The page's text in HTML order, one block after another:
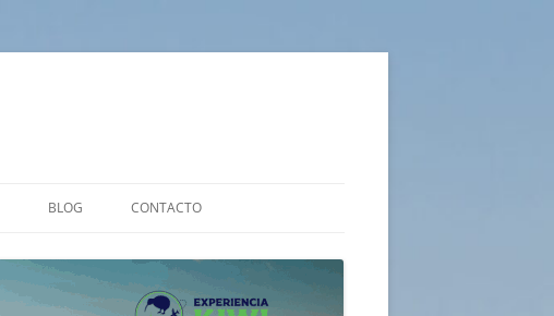
BLOG CONTACTO